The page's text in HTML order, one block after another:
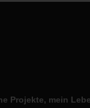
Projekte, mein